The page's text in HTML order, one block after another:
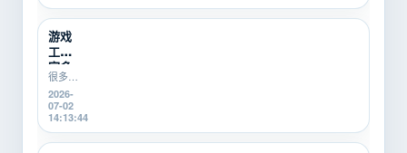
新手
先看
这...
[&...
游戏
工作
室多
开为
什么
要注
环...
很多做
游戏工
作室的
朋友，
在模拟
器多
2026-
07-02
14:13:44